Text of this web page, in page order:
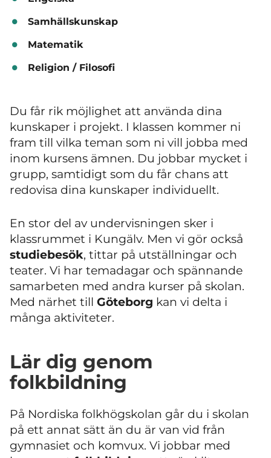
Samhällskunskap
Matematik
Religion / Filosofi
Du får rik möjlighet att använda dina
kunskaper i projekt. I klassen kommer ni
fram till vilka teman som ni vill jobba med
inom kursens ämnen. Du jobbar mycket i
grupp, samtidigt som du får chans att
redovisa dina kunskaper individuellt.
En stor del av undervisningen sker i
klassrummet i Kungälv. Men vi gör också
studiebesök, tittar på utställningar och
teater. Vi har temadagar och spännande
samarbeten med andra kurser på skolan.
Med närhet till Göteborg kan vi delta i
många aktiviteter.
Lär dig genom
folkbildning
På Nordiska folkhögskolan går du i skolan
på ett annat sätt än du är van vid från
gymnasiet och komvux. Vi jobbar med